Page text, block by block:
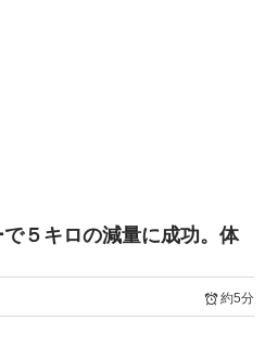
５キロの減量に成功。体
約5分